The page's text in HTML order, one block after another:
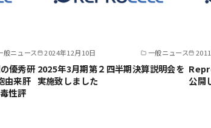
般ニュース
優秀研
由来肝
性評
2024年12月10日 一般ニュース
2025年3月期第２四半期決算説明会を
実施致しました
公開